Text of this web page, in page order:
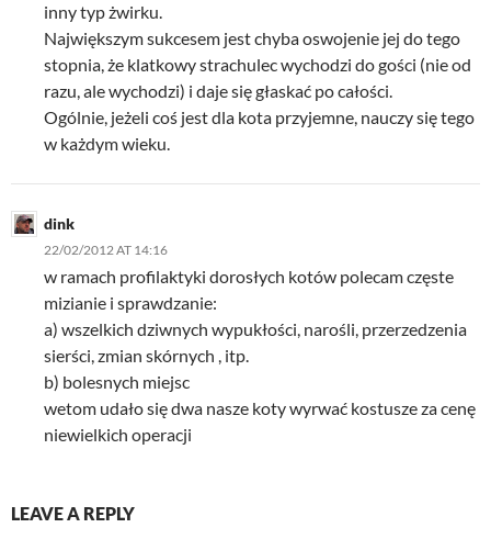
inny typ żwirku.
Największym sukcesem jest chyba oswojenie jej do tego
stopnia, że klatkowy strachulec wychodzi do gości (nie od
razu, ale wychodzi) i daje się głaskać po całości.
Ogólnie, jeżeli coś jest dla kota przyjemne, nauczy się tego
w każdym wieku.
dink
22/02/2012 AT 14:16
w ramach profilaktyki dorosłych kotów polecam częste
mizianie i sprawdzanie:
a) wszelkich dziwnych wypukłości, narośli, przerzedzenia
sierści, zmian skórnych , itp.
b) bolesnych miejsc
wetom udało się dwa nasze koty wyrwać kostusze za cenę
niewielkich operacji
LEAVE A REPLY